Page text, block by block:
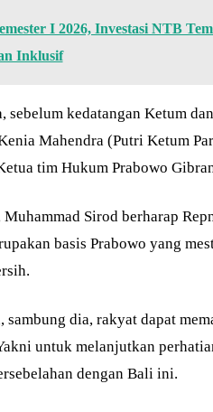
I 2026, Investasi NTB
Inklusif
sebelum kedatangan Ketum
Mahendra (Putri Ketum
tim Hukum Prabowo
Sirod berharap
basis Prabowo yang
sambung dia, rakyat dapat
untuk melanjutkan
dengan Bali ini.